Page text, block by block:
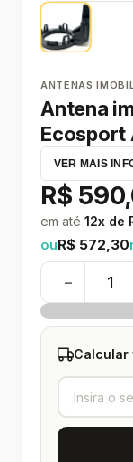
ANTENAS
Antena
Ecosport
VER MAIS
R$
em até 12x de
ouR$ 572,30
−
Calcular